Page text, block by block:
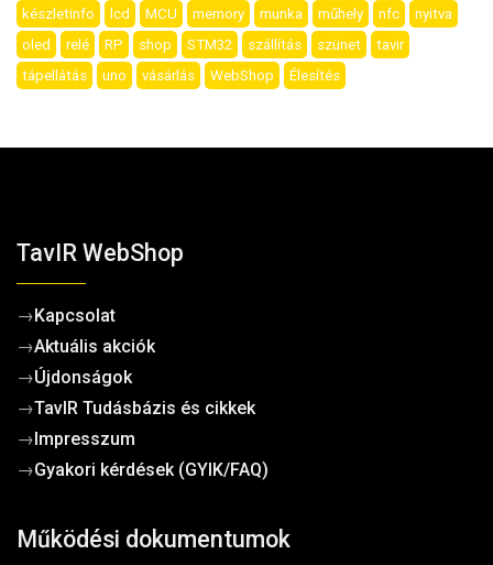
készletinfo
lcd MCU memory munka műhely nfc
nyitva
oled
relé RP shop STM32 szállítás szünet
tavir
tápellátás
uno vásárlás WebShop Élesítés
TavIR WebShop
→Kapcsolat
→Aktuális akciók
→Újdonságok
→TavIR Tudásbázis és cikkek
→Impresszum
→Gyakori kérdések (GYIK/FAQ)
Működési dokumentumok